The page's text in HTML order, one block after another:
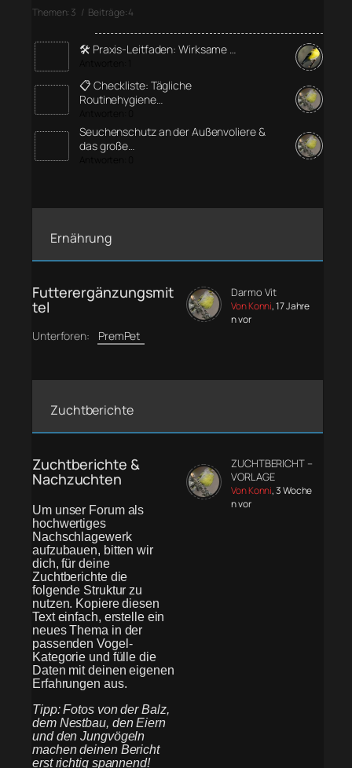
Themen: 3 / Beiträge: 4
🛠️ Praxis-Leitfaden: Wirksame …
📋 Checkliste: Tägliche
Routinehygiene…
Seuchenschutz an der Außenvoliere &
das große…
Ernährung
Futterergänzungsmit
tel
Unterforen: PremPet
Darmo Vit
Von Konni, 17 Jahre
n vor
Zuchtberichte
Zuchtberichte &
Nachzuchten
Um unser Forum als
hochwertiges
Nachschlagewerk
aufzubauen, bitten wir
dich, für deine
Zuchtberichte die
folgende Struktur zu
nutzen. Kopiere diesen
Text einfach, erstelle ein
neues Thema in der
passenden Vogel-
Kategorie und fülle die
Daten mit deinen eigenen
Erfahrungen aus.
Tipp: Fotos von der Balz,
dem Nestbau, den Eiern
und den Jungvögeln
machen deinen Bericht
erst richtig spannend!
ZUCHTBERICHT –
VORLAGE
Von Konni, 3 Woche
n vor